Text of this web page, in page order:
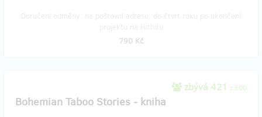
790 Kč
zbývá 421 z 500
Bohemian Taboo Stories - kniha